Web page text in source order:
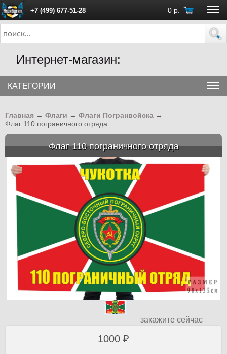
+7 (499) 677-51-28 0 р.
ПН - ПТ с 10:00 до 18:00 (Москва)
Интернет-магазин:
КАТЕГОРИИ
Главная → Флаги → Флаги Погранвойска →
Флаг 110 пограничного отряда
Флаг 110 пограничного отряда
закажите сейчас
1000 ₽